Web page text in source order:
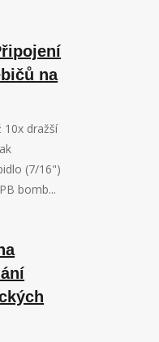
na
10x dražší
(7/16")
bomb...